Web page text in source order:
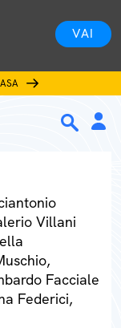
VAI
Villani
Facciale
Federici,